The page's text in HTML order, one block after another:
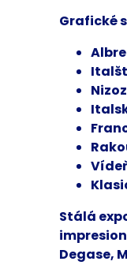
Grafické
Stálá
Degase,